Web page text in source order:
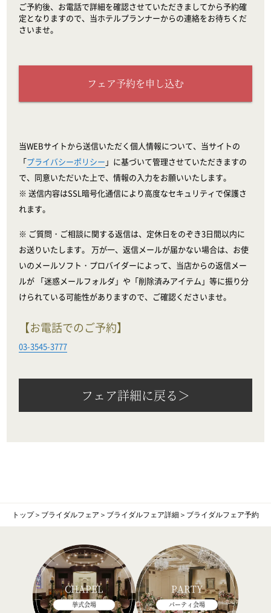
ご予約後、お電話で詳細を確認させていただきましてから予約確
定となりますので、当ホテルプランナーからの連絡をお待ちくだ
さいませ。
フェア予約を申し込む
当WEBサイトから送信いただく個人情報について、当サイトの
「プライバシーポリシー 」に基づいて管理させていただきますの
で、同意いただいた上で、情報の入力をお願いいたします。
※ 送信内容はSSL暗号化通信により高度なセキュリティで保護さ
れます。
※ ご質問・ご相談に関する返信は、定休日をのぞき3日間以内に
お送りいたします。 万が一、返信メールが届かない場合は、お使
いのメールソフト・プロバイダーによって、当店からの返信メー
ルが 「迷惑メールフォルダ」や「削除済みアイテム」等に振り分
けられている可能性がありますので、ご確認くださいませ。
【お電話でのご予約】
03-3545-3777
フェア詳細に戻る＞
トップ＞ ブライダルフェア ＞ ブライダルフェア詳細 ＞ ブライダルフェア予約
CHAPEL
挙式会場
PARTY
パーティ会場